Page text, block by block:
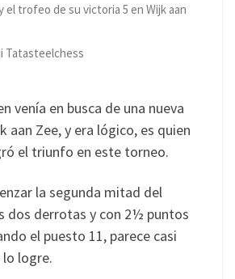
el trofeo de su victoria 5 en Wijk aan
Tatasteelchess
venía en busca de una nueva
aan Zee, y era lógico, es quien
el triunfo en este torneo.
la segunda mitad del
dos derrotas y con 2½ puntos
el puesto 11, parece casi
logre.